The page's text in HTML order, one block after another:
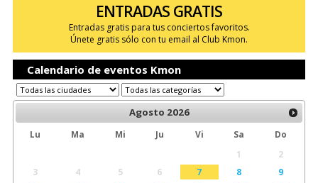
ENTRADAS GRATIS
Entradas gratis para tus conciertos favoritos.
Únete gratis sólo con tu email al Club Kmon.
Calendario de eventos Kmon
Agosto 2026
Lu Ma Mi Ju Vi Sa
Do
1
2
3
4 5 6 7 8
9